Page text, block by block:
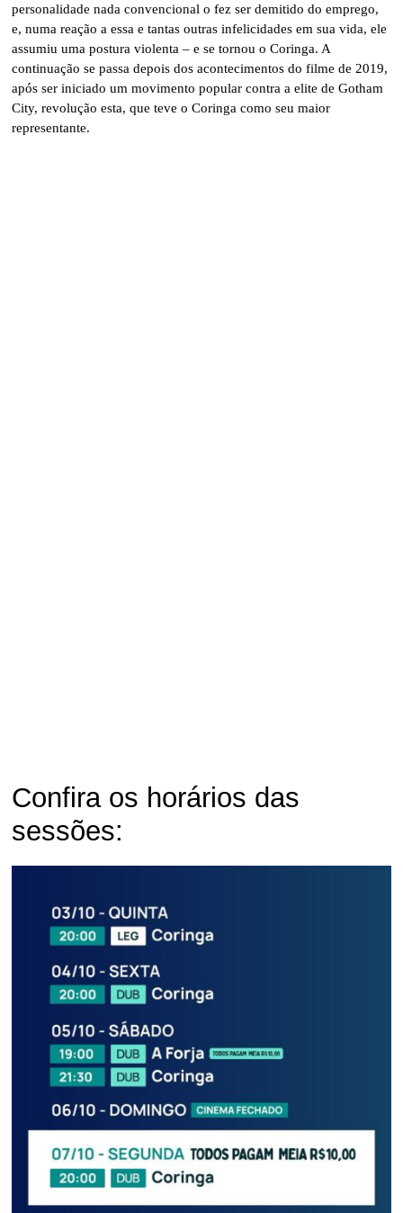
personalidade nada convencional o fez ser demitido do emprego,
e, numa reação a essa e tantas outras infelicidades em sua vida, ele
assumiu uma postura violenta – e se tornou o Coringa. A
continuação se passa depois dos acontecimentos do filme de 2019,
após ser iniciado um movimento popular contra a elite de Gotham
City, revolução esta, que teve o Coringa como seu maior
representante.
Confira os horários das
sessões: